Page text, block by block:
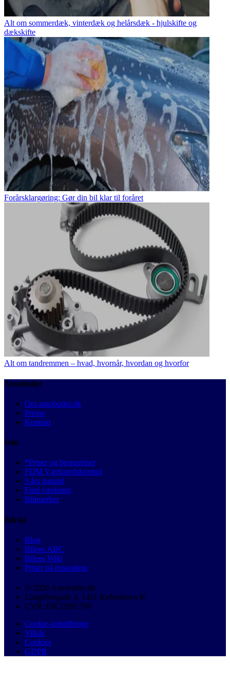
Alt om sommerdæk, vinterdæk og helårsdæk - hjulskifte og
dækskifte
Forårsklargøring: Gør din bil klar til foråret
Alt om tandremmen – hvad, hvornår, hvordan og hvorfor
Autobutler
Om autobutler.dk
Presse
Kontakt
Info
*Priser og besparelser
FDM Værkstedskontrol
3 års garanti
Find værksted
Bilmærker
Bilråd
Blog
Bilens ABC
Bilens Wiki
Priser på reparation
© 2026 Autobutler.dk
Langebrogade 4, 1411 København K
CVR: DK32891799
Cookie-indstillinger
Vilkår
Cookies
GDPR